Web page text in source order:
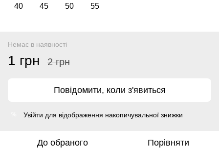
40 45 50 55
Немає в наявності
1 грн 2 грн
Повідомити, коли з'явиться
Увійти для відображення накопичувальної знижки
До обраного Порівняти